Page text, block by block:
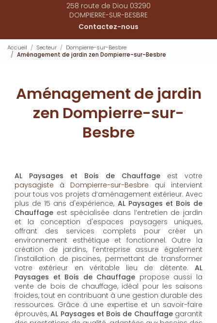
258 route de Diou 03290
DOMPIERRE-SUR-BESBRE
Contactez-nous
Accueil Secteur
Dompierre-sur-Besbre
Aménagement de jardin zen Dompierre-sur-Besbre
Aménagement de jardin
zen Dompierre-sur-
Besbre
AL Paysages et Bois de Chauffage est votre
paysagiste à Dompierre-sur-Besbre qui intervient
pour tous vos projets d’aménagement extérieur. Avec
plus de 15 ans d'expérience, AL Paysages et Bois de
Chauffage est spécialisée dans l’entretien de jardin
et la conception d'espaces paysagers uniques,
offrant des services complets pour créer un
environnement esthétique et fonctionnel. Outre la
création de jardins, l’entreprise assure également
l'installation de piscines, permettant de transformer
votre extérieur en véritable lieu de détente. AL
Paysages et Bois de Chauffage propose aussi la
vente de bois de chauffage, idéal pour les saisons
froides, tout en contribuant à une gestion durable des
ressources. Grâce à une expertise et un savoir-faire
éprouvés,AL Paysages et Bois de Chauffagegarantit